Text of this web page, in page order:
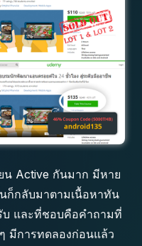
น Active กันมาก มีหาย
ก็กลับมาตามเนื้อหาทัน
บ และที่ชอบคือคำถามที่
มีการทดลองก่อนแล้ว